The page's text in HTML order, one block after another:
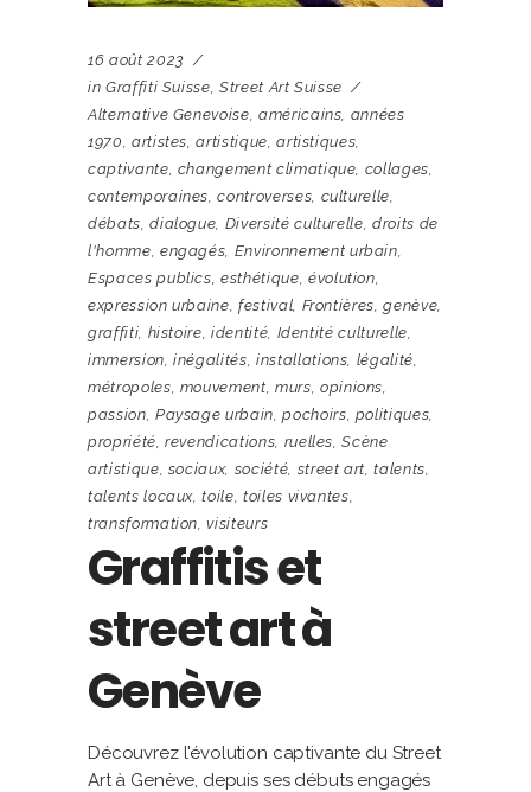
16 août 2023
in Graffiti Suisse ,Street Art Suisse
Alternative Genevoise américains années
1970 artistes ,artistique ,artistiques
captivante changement climatique collages
contemporaines ,controverses culturelle
débats ,dialogue Diversité culturelle ,droits de
l'homme engagés Environnement urbain
Espaces publics ,esthétique évolution
expression urbaine ,festival Frontières ,genève
graffiti histoire ,identité Identité culturelle
immersion ,inégalités installations légalité
métropoles mouvement murs opinions
passion Paysage urbain ,pochoirs politiques
propriété ,revendications ruelles ,Scène
artistique sociaux, société street art ,talents
talents locaux ,toile toiles vivantes
transformation ,visiteurs
Graffitis et
street art à
Genève
Découvrez l'évolution captivante du Street
Art à Genève, depuis ses débuts engagés